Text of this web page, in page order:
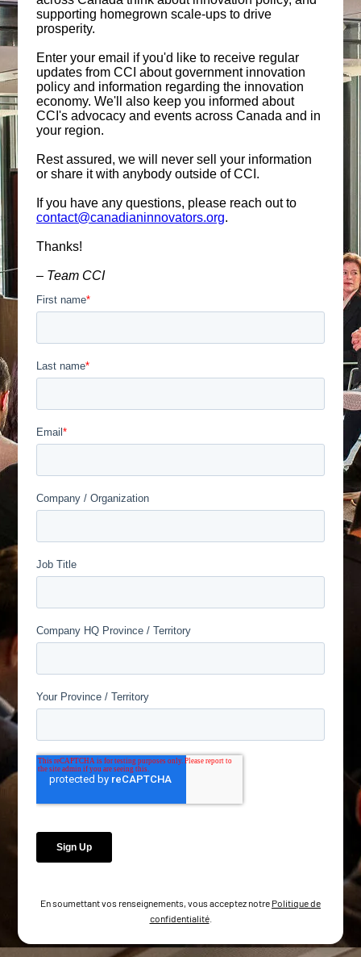
En soumettant vos renseignements, vous acceptez notre Politique de
confidentialité.